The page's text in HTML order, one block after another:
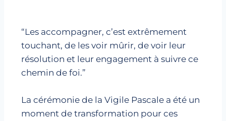
“Les accompagner, c’est extrêmement
touchant, de les voir mûrir, de voir leur
résolution et leur engagement à suivre ce
chemin de foi.”
La cérémonie de la Vigile Pascale a été un
moment de transformation pour ces